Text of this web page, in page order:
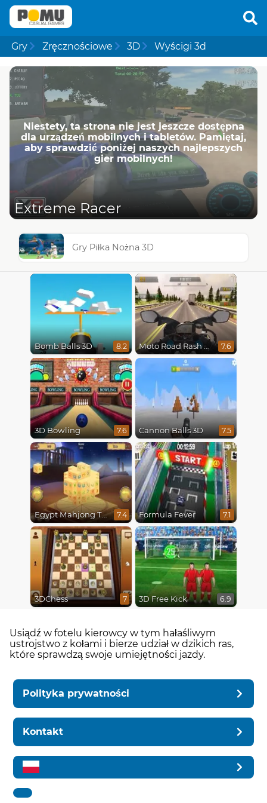
Gry Zręcznościowe 3D Wyścigi 3d
Niestety, ta strona nie jest jeszcze dostępna
dla urządzeń mobilnych i tabletów. Pamiętaj,
aby sprawdzić poniżej naszych najlepszych
gier mobilnych!
Extreme Racer
Gry Piłka Nożna 3D
Bomb Balls 3D 8.2 Moto Road Rash 3D 7.6
3D Bowling 7.6 Cannon Balls 3D 7.5
Egypt Mahjong Triple Dimensions 7.4 Formula Fever 7.1
3DChess 7 3D Free Kick 6.9
Usiądź w fotelu kierowcy w tym hałaśliwym
ustrojstwo z kołami i bierze udział w dzikich ras,
które sprawdzą swoje umiejętności jazdy.
Polityka prywatności
Kontakt